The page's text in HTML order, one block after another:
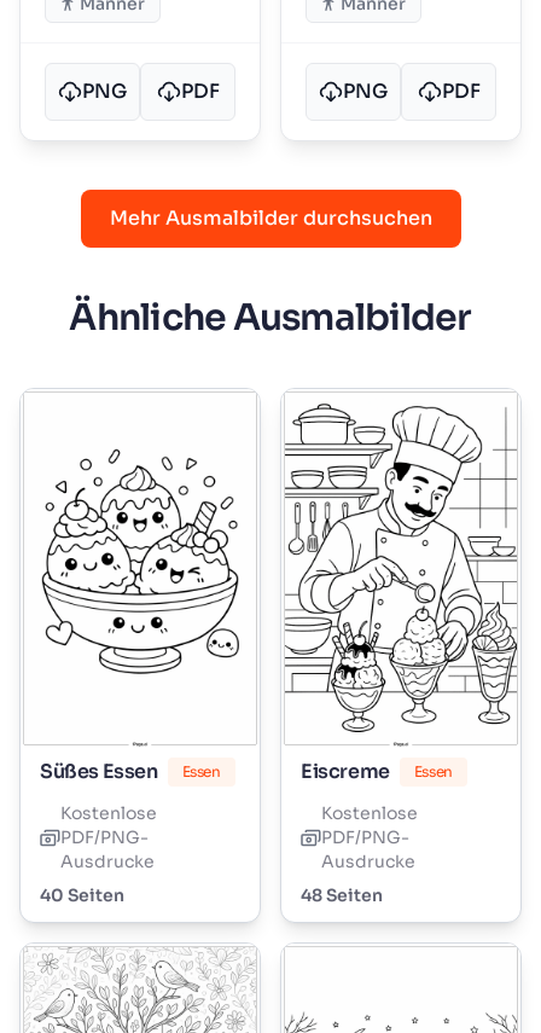
PNG PDF PNG PDF
Mehr Ausmalbilder durchsuchen
Ähnliche Ausmalbilder
Süßes Essen Essen
Kostenlose
PDF/PNG-
Ausdrucke
40 Seiten
Eiscreme Essen
Kostenlose
PDF/PNG-
Ausdrucke
48 Seiten